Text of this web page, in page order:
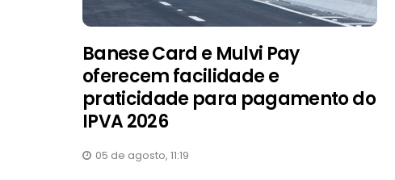
Banese Card e Mulvi Pay
oferecem facilidade e
praticidade para pagamento do
IPVA 2026
05 de agosto, 11:19